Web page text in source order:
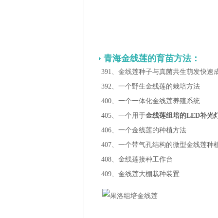
青海金线莲的育苗方法：
391、金线莲种子与真菌共生萌发快速
392、一个野生金线莲的栽培方法
400、一个一体化金线莲养殖系统
405、一个用于金线莲组培的LED补光
406、一个金线莲的种植方法
407、一个带气孔结构的微型金线莲种
408、金线莲接种工作台
409、金线莲大棚栽种装置